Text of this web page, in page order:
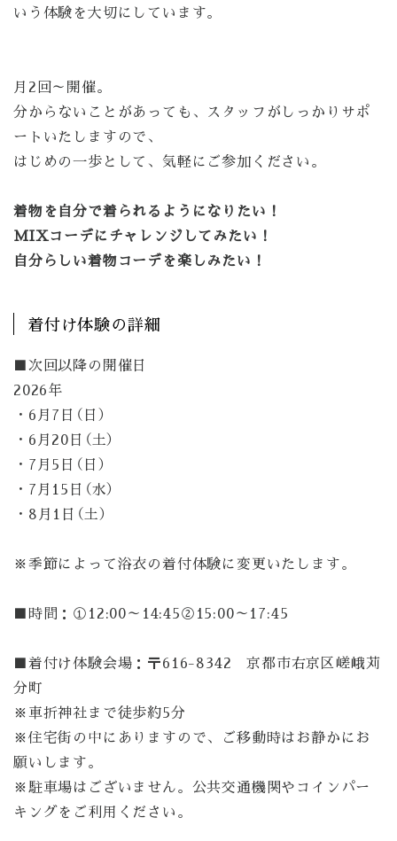
いう体験を大切にしています。
月2回～開催。
分からないことがあっても、スタッフがしっかりサポ
ートいたしますので、
はじめの一歩として、気軽にご参加ください。
着物を自分で着られるようになりたい！
MIXコーデにチャレンジしてみたい！
自分らしい着物コーデを楽しみたい！
着付け体験の詳細
■次回以降の開催日
2026年
・6月7日（日）
・6月20日（土）
・7月5日（日）
・7月15日（水）
・8月1日（土）
※季節によって浴衣の着付体験に変更いたします。
■時間：①12:00～14:45②15:00～17:45
■着付け体験会場：〒616-8342 京都市右京区嵯峨苅
分町
※車折神社まで徒歩約5分
※住宅街の中にありますので、ご移動時はお静かにお
願いします。
※駐車場はございません。公共交通機関やコインパー
キングをご利用ください。